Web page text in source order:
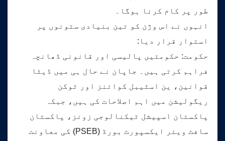
طور پر کام کرنا ہوگا۔
انہوں نے اس وژن کو تین بنیادی ستونوں پر
استوار قرار دیا:
حکومت: حکومتیں پالیسی اور قانونی ڈھانچہ
فراہم کرتی ہیں۔ جاپان نے حال ہی میں ڈیٹا
قوانین، ین اسٹیبل کوائنز اور ٹوکن
ریگولیشن میں اہم اصلاحات کی ہیں، جبکہ
پاکستان اسپیشل ٹیکنالوجی زونز، پاکستان
سافٹ ویئر ایکسپورٹ بورڈ (PSEB) کی معاونت